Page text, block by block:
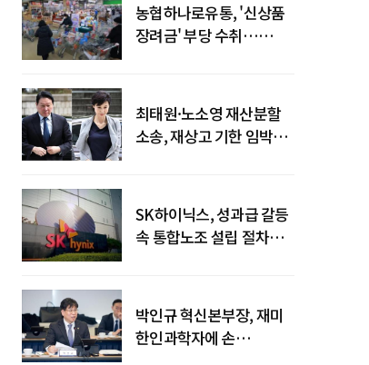
농협하나로유통, '신상품
장려금' 부당 수취…
최태원·노소영 재산분할
소송, 재상고 기한 임박…
SK하이닉스, 성과급 갈등
속 통합노조 설립 절차
박인규 혁신본부장, 재미
한인과학자에 손